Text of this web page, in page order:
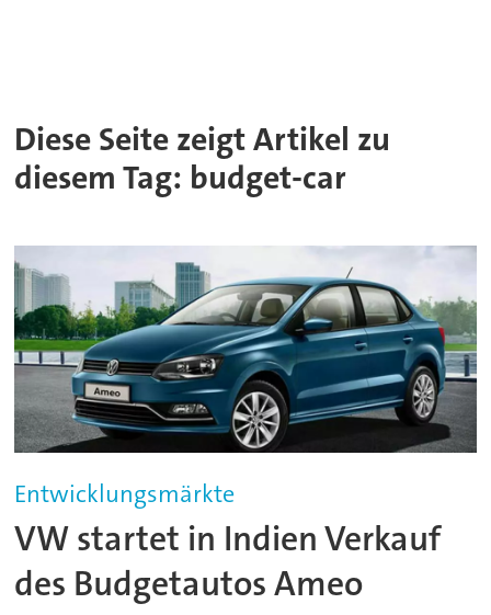
Diese Seite zeigt Artikel zu
diesem Tag: budget-car
Entwicklungsmärkte
VW startet in Indien Verkauf
des Budgetautos Ameo